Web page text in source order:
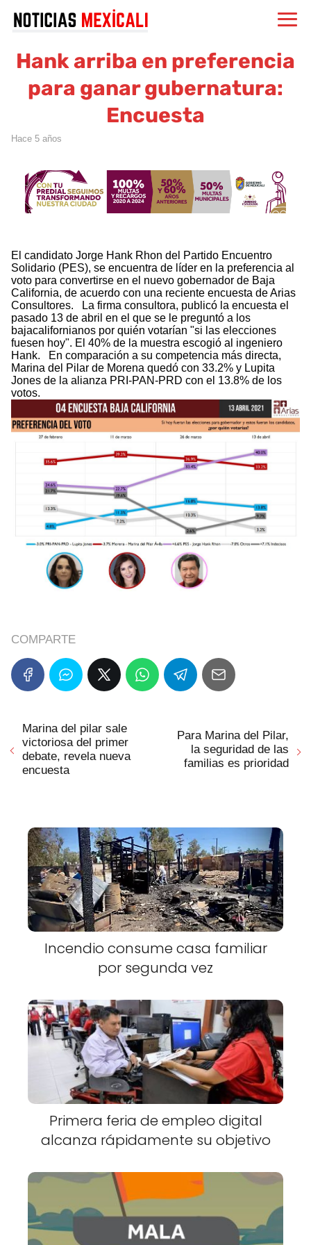
Hank arriba en preferencia
para ganar gubernatura:
Encuesta
hace 5 años
El candidato Jorge Hank Rhon del Partido Encuentro
Solidario (PES), se encuentra de líder en la preferencia al
voto para convertirse en el nuevo gobernador de Baja
California, de acuerdo con una reciente encuesta de Arias
Consultores. La firma consultora, publicó la encuesta el
pasado 13 de abril en el que se le preguntó a los
bajacalifornianos por quién votarían "si las elecciones
fuesen hoy". El 40% de la muestra escogió al ingeniero
Hank. En comparación a su competencia más directa,
Marina del Pilar de Morena quedó con 33.2% y Lupita
Jones de la alianza PRI-PAN-PRD con el 13.8% de los
votos.
COMPARTE
Marina del pilar sale
victoriosa del primer
debate, revela nueva
encuesta
Para Marina del Pilar,
la seguridad de las
familias es prioridad
Incendio consume casa familiar
por segunda vez
Primera feria de empleo digital
alcanza rápidamente su objetivo